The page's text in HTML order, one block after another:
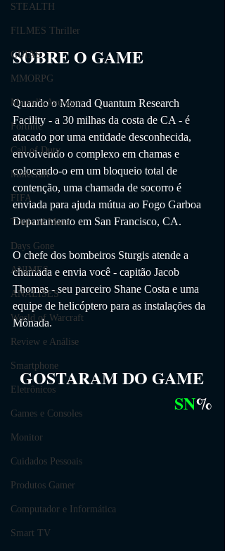
STEALTH
FILMES Thriller
GUIAS
MMORPG
Marvel's Avengers
Fortnite
Call of Duty
Minecraft
FIFA
Trials of Mana
Days Gone
ANIMES
ANÁLISES
World of Warcraft
Review e Análise
Smartphone
Eletrônicos
Games e Consoles
Monitor
Cuidados Pessoais
Produtos Gamer
Computador e Informática
Smart TV
SOBRE O GAME
Quando o Monad Quantum Research
Facility - a 30 milhas da costa de CA - é
atacado por uma entidade desconhecida,
envolvendo o complexo em chamas e
colocando-o em um bloqueio total de
contenção, uma chamada de socorro é
enviada para ajuda mútua ao Fogo Garboa
Departamento em San Francisco, CA.
O chefe dos bombeiros Sturgis atende a
chamada e envia você - capitão Jacob
Thomas - seu parceiro Shane Costa e uma
equipe de helicóptero para as instalações da
Mônada.
GOSTARAM DO GAME
SN%